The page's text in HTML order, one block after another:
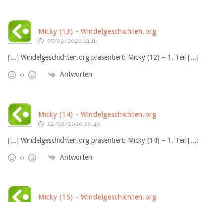
Micky (13) - Windelgeschichten.org
07/02/2020 21:16
[…] Windelgeschichten.org präsentiert: Micky (12) – 1. Teil […]
0 Antworten
Micky (14) - Windelgeschichten.org
22/02/2020 20:46
[…] Windelgeschichten.org präsentiert: Micky (14) – 1. Teil […]
0 Antworten
Micky (15) - Windelgeschichten.org